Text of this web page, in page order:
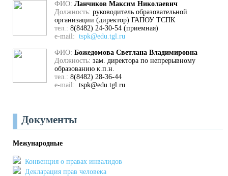
ФИО: Ланчиков Максим Николаевич
Должность: руководитель образовательной
организации (директор) ГАПОУ ТСПК
тел.: 8(8482) 24-30-54 (приемная)
e-mail: tspk@edu.tgl.ru
ФИО: Божедомова Светлана Владимировна
Должность: зам. директора по непрерывному
образованию к.п.н.
тел.: 8(8482) 28-36-44
e-mail: tspk@edu.tgl.ru
Документы
Межународные
Конвенция о правах инвалидов
Декларация прав человека